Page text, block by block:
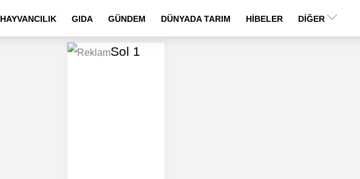
HAYVANCILIK GIDA GÜNDEM DÜNYADA TARIM HİBELER DIĞER